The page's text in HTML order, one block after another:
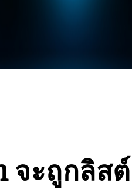
จะถูกลิสต์